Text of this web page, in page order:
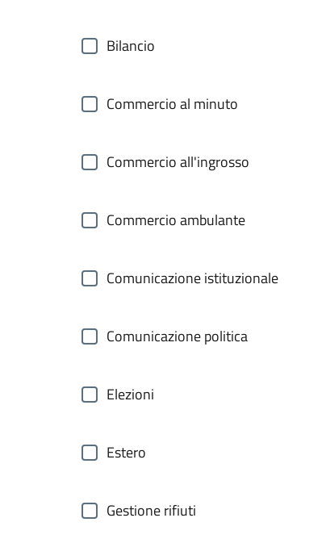
Bilancio
Commercio al minuto
Commercio all'ingrosso
Commercio ambulante
Comunicazione istituzionale
Comunicazione politica
Elezioni
Estero
Gestione rifiuti